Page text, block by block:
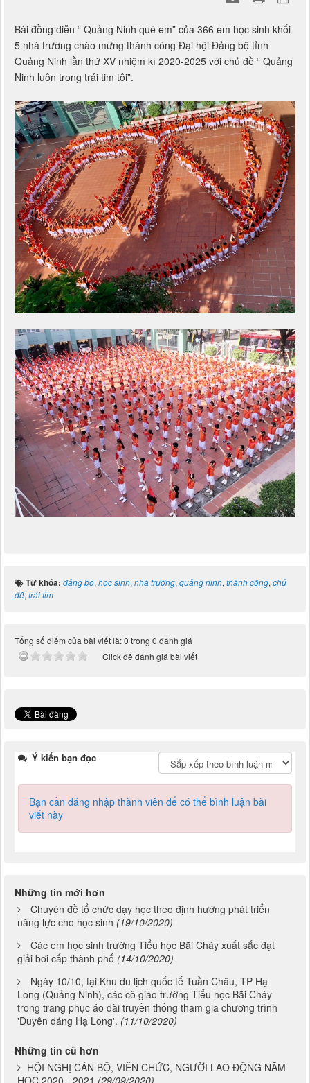
Bài đồng diễn “ Quảng Ninh quê em” của 366 em học sinh khối
5 nhà trường chào mừng thành công Đại hội Đảng bộ tỉnh
Quảng Ninh lần thứ XV nhiệm kì 2020-2025 với chủ đề “ Quảng
Ninh luôn trong trái tim tôi”.
Từ khóa: đảng bộ, học sinh, nhà trường, quảng ninh, thành công, chủ
đề, trái tim
Tổng số điểm của bài viết là: 0 trong 0 đánh giá
Click để đánh giá bài viết
Ý kiến bạn đọc
Bạn cần đăng nhập thành viên để có thể bình luận bài
viết này
Những tin mới hơn
Chuyên đề tổ chức dạy học theo định hướng phát triển
năng lực cho học sinh (19/10/2020)
Các em học sinh trường Tiểu học Bãi Cháy xuất sắc đạt
giải bơi cấp thành phố (14/10/2020)
Ngày 10/10, tại Khu du lịch quốc tế Tuần Châu, TP Hạ
Long (Quảng Ninh), các cô giáo trường Tiểu học Bãi Cháy
trong trang phục áo dài truyền thống tham gia chương trình
'Duyên dáng Hạ Long'. (11/10/2020)
Những tin cũ hơn
HỘI NGHỊ CÁN BỘ, VIÊN CHỨC, NGƯỜI LAO ĐỘNG NĂM